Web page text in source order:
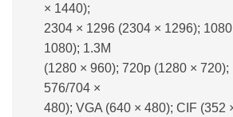
× 1440);
2304 × 1296 (2304 × 1296);
1080); 1.3M
(1280 × 960); 720p (1280 × 720);
576/704 ×
480); VGA (640 × 480); CIF (352